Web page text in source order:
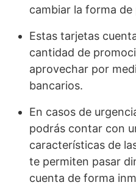
cambiar la forma
Estas tarjetas
cantidad de
aprovechar por
bancarios.
En casos de
podrás contar con
características de
te permiten pasar
cuenta de forma